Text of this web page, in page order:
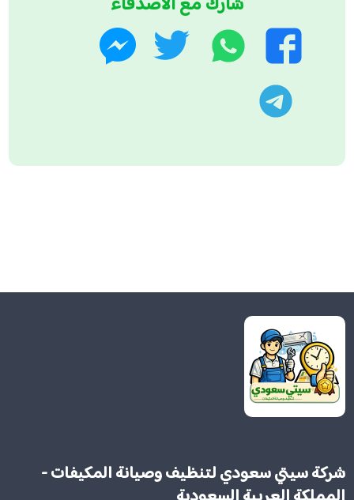
فيسبوك
واتساب تويتر
شركة سيتي سعودي لتنظيف وصيانة المكيفات -